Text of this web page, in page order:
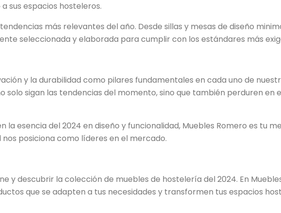
sus espacios hosteleros.
más relevantes del año. Desde sillas y mesas de diseño
seleccionada y elaborada para cumplir con los estándares más
y la durabilidad como pilares fundamentales en cada uno de
sigan las tendencias del momento, sino que también perduren en
la esencia del 2024 en diseño y funcionalidad, Muebles Romero es tu
posiciona como líderes en el mercado.
y descubrir la colección de muebles de hostelería del 2024. En
que se adapten a tus necesidades y transformen tus espacios